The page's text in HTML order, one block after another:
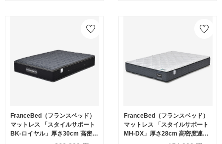
FranceBed（フランスベッド）
マットレス 「スタイルサポート
BK-ロイヤル」厚さ30cm 高密度
連続スプリング 全8サイズ
FranceBed（フランスベッド）
マットレス 「スタイルサポート
MH-DX」厚さ28cm 高密度連続
スプリング 全8サイズ